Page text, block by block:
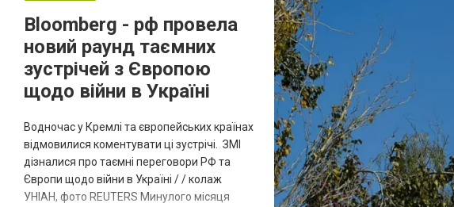
Bloomberg - рф провела
новий раунд таємних
зустрічей з Європою
щодо війни в Україні
Водночас у Кремлі та європейських країнах
відмовилися коментувати ці зустрічі. ЗМІ
дізналися про таємні переговори РФ та
Європи щодо війни в Україні / / колаж
УНІАН, фото REUTERS Минулого місяця